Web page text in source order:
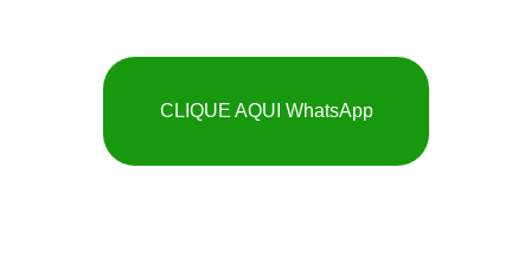
CLIQUE AQUI WhatsApp